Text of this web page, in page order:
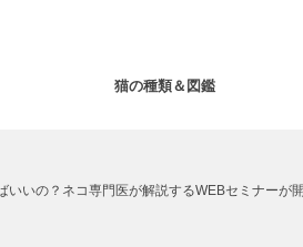
猫の種類＆図鑑
いいの？ネコ専門医が解説するWEBセミナーが